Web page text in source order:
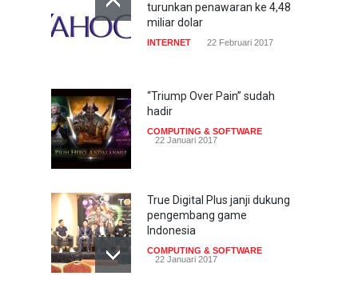
turunkan penawaran ke 4,48
miliar dolar
INTERNET 22 Februari 2017
“Triump Over Pain” sudah
hadir
COMPUTING & SOFTWARE
22 Januari 2017
True Digital Plus janji dukung
pengembang game
Indonesia
COMPUTING & SOFTWARE
22 Januari 2017